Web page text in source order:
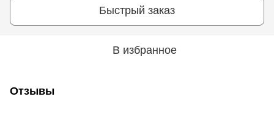
Быстрый заказ
В избранное
Отзывы